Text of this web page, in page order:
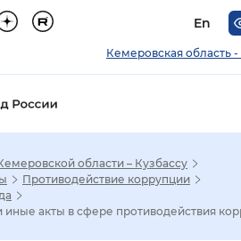
En
Кемеровская область -
отображения
области – Кузбассу
Противодействие коррупции
акты в сфере противодействия